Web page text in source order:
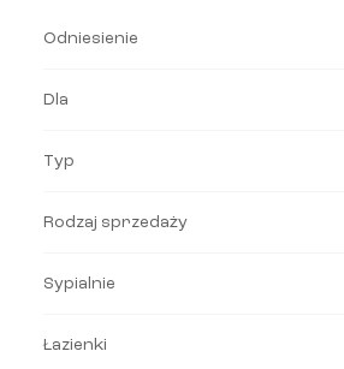
Odniesienie
Dla
Typ
Rodzaj sprzedaży
Sypialnie
Łazienki